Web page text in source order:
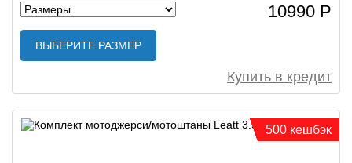
10990 Р
ВЫБЕРИТЕ РАЗМЕР
Купить в кредит
500 кешбэк